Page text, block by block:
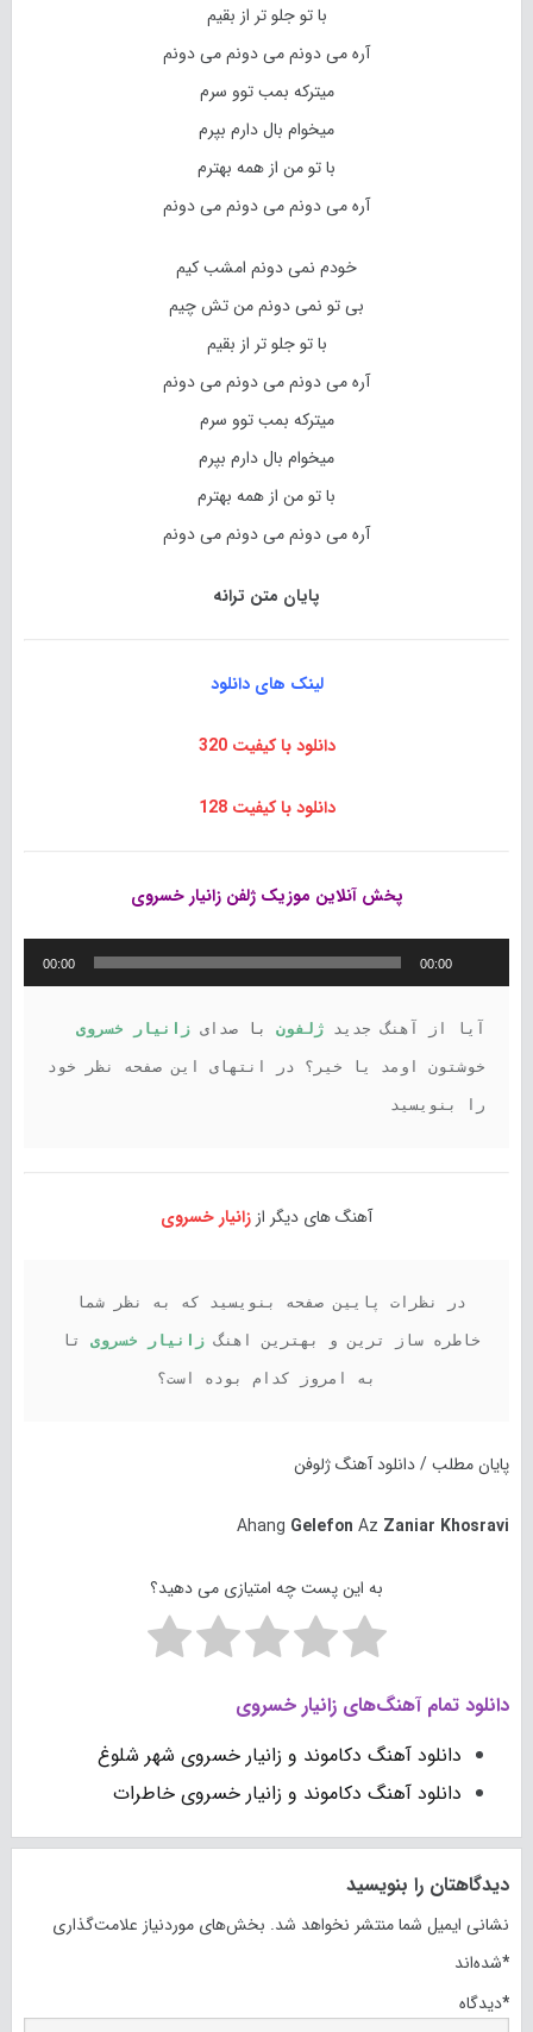
با تو جلو تر از بقیم
آره می دونم می دونم می دونم
میترکه بمب توو سرم
میخوام بال دارم بپرم
با تو من از همه بهترم
آره می دونم می دونم می دونم
خودم نمی دونم امشب کیم
بی تو نمی دونم من تش چیم
با تو جلو تر از بقیم
آره می دونم می دونم می دونم
میترکه بمب توو سرم
میخوام بال دارم بپرم
با تو من از همه بهترم
آره می دونم می دونم می دونم
پایان متن ترانه
لینک های دانلود
دانلود با کیفیت 320
دانلود با کیفیت 128
پخش آنلاین موزیک ژلفن زانیار خسروی
پخش‌کننده
صوت
00:00
00:00
آیا از آهنگ جدید ژلفون با صدای زانیار خسروی
را بنویسید
آهنگ های دیگر از زانیار خسروی
خاطره ساز ترین و بهترین اهنگ زانیار خسروی
به امروز کدام بوده است؟
پایان مطلب / دانلود آهنگ ژلوفن
Ahang Gelefon Az Zaniar Khosravi
به این پست چه امتیازی می دهید؟
دانلود تمام آهنگ‌های زانیار خسروی
دانلود آهنگ دکاموند و زانیار خسروی شهر شلوغ
دانلود آهنگ دکاموند و زانیار خسروی خاطرات
دیدگاهتان را بنویسید
نشانی ایمیل شما منتشر نخواهد شد. بخش‌های موردنیاز علامت‌گذاری
شده‌اند*
دیدگاه*